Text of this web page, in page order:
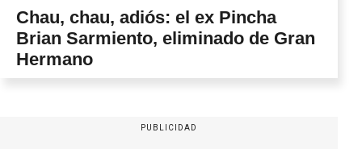
Chau, chau, adiós: el ex Pincha
Brian Sarmiento, eliminado de Gran
Hermano
PUBLICIDAD